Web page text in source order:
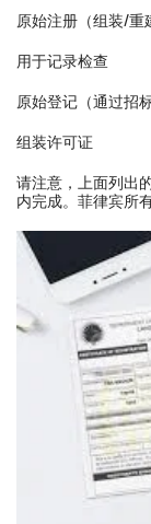
原始注册（组装/重
用于记录检查
原始登记（通过招
组装许可证
请注意，上面列出
内完成。菲律宾所